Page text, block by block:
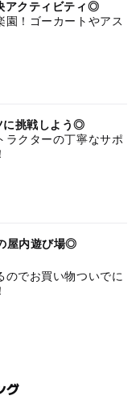
アクティビティ◎
園！ゴーカートやアス
に挑戦しよう◎
クターの丁寧なサポ
屋内遊び場◎
のでお買い物ついでに
グ